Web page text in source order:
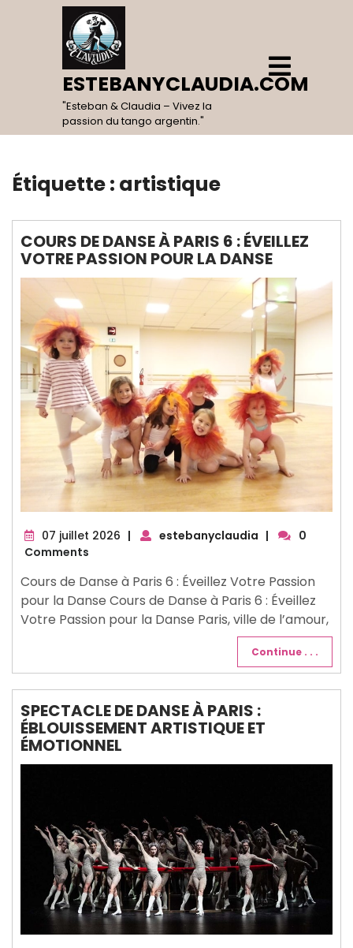
ESTEBANYCLAUDIA.COM
"Esteban & Claudia – Vivez la
passion du tango argentin."
Open
Menu
Étiquette : artistique
COURS DE DANSE À PARIS 6 : ÉVEILLEZ
VOTRE PASSION POUR LA DANSE
07 juillet 2026 07
| estebanyclaudia |
0
Comments
Cours de Danse à Paris 6 : Éveillez Votre Passion
pour la Danse Cours de Danse à Paris 6 : Éveillez
Votre Passion pour la Danse Paris, ville de l’amour,
Continue . . .
SPECTACLE DE DANSE À PARIS :
ÉBLOUISSEMENT ARTISTIQUE ET
ÉMOTIONNEL